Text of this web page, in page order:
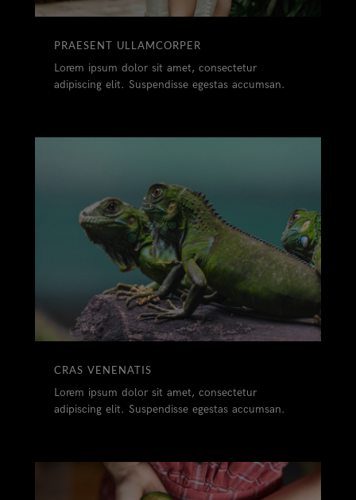
PRAESENT ULLAMCORPER
Lorem ipsum dolor sit amet, consectetur
adipiscing elit. Suspendisse egestas accumsan.
CRAS VENENATIS
Lorem ipsum dolor sit amet, consectetur
adipiscing elit. Suspendisse egestas accumsan.